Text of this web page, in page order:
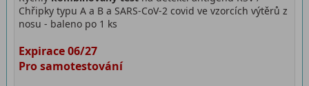
Chřipky typu A a B a SARS-CoV-2 covid ve vzorcích výtěrů z
nosu - baleno po 1 ks
Expirace 06/27
Pro samotestování